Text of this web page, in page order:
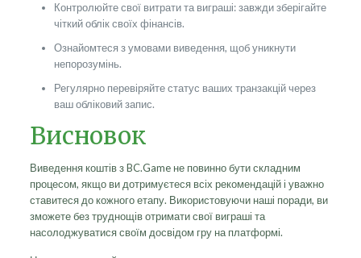
Контролюйте свої витрати та виграші: завжди зберігайте
чіткий облік своїх фінансів.
Ознайомтеся з умовами виведення, щоб уникнути
непорозумінь.
Регулярно перевіряйте статус ваших транзакцій через
ваш обліковий запис.
Висновок
Виведення коштів з BC.Game не повинно бути складним
процесом, якщо ви дотримуєтеся всіх рекомендацій і уважно
ставитеся до кожного етапу. Використовуючи наші поради, ви
зможете без труднощів отримати свої виграші та
насолоджуватися своїм досвідом гру на платформі.